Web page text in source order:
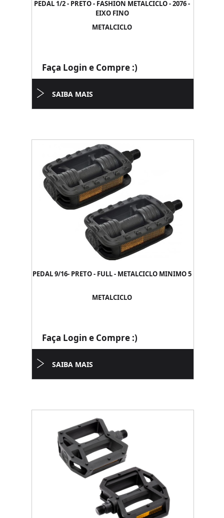
PEDAL 1/2 - PRETO - FASHION METALCICLO - 2076 -
EIXO FINO
METALCICLO
Faça Login e Compre :)
SAIBA MAIS
PEDAL 9/16- PRETO - FULL - METALCICLO MINIMO 5
METALCICLO
Faça Login e Compre :)
SAIBA MAIS